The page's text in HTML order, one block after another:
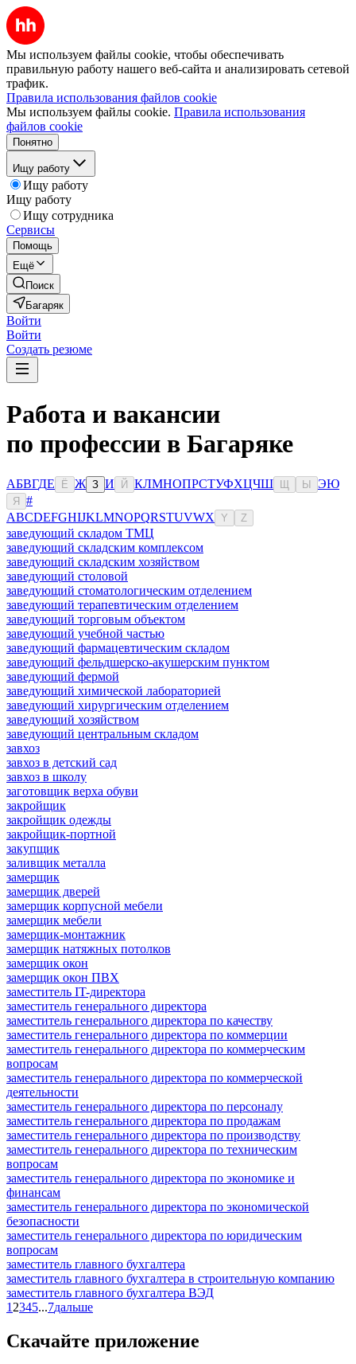
Мы используем файлы cookie, чтобы обеспечивать
правильную работу нашего веб-сайта и анализировать сетевой
трафик.
Правила использования файлов cookie
Мы используем файлы cookie. Правила использования
файлов cookie
Понятно
Ищу работу
Ищу работу
Ищу работу
Ищу сотрудника
Сервисы
Помощь
Ещё
Поиск
Багаряк
Войти
Войти
Создать резюме
Работа и вакансии
по профессии в Багаряке
АБВГДЕ Ё Ж З И Й КЛМНОПРСТУФХЦЧШ Ы ЭЮ
Я
#
ABCDEFGHIJKLMNOPQRSTUVWX Y Z
заведующий складом ТМЦ
заведующий складским комплексом
заведующий складским хозяйством
заведующий столовой
заведующий стоматологическим отделением
заведующий терапевтическим отделением
заведующий торговым объектом
заведующий учебной частью
заведующий фармацевтическим складом
заведующий фельдшерско-акушерским пунктом
заведующий фермой
заведующий химической лабораторией
заведующий хирургическим отделением
заведующий хозяйством
заведующий центральным складом
завхоз
завхоз в детский сад
завхоз в школу
заготовщик верха обуви
закройщик
закройщик одежды
закройщик-портной
закупщик
заливщик металла
замерщик
замерщик дверей
замерщик корпусной мебели
замерщик мебели
замерщик-монтажник
замерщик натяжных потолков
замерщик окон
замерщик окон ПВХ
заместитель IT-директора
заместитель генерального директора
заместитель генерального директора по качеству
заместитель генерального директора по коммерции
заместитель генерального директора по коммерческим
вопросам
заместитель генерального директора по коммерческой
деятельности
заместитель генерального директора по персоналу
заместитель генерального директора по продажам
заместитель генерального директора по производству
заместитель генерального директора по техническим
вопросам
заместитель генерального директора по экономике и
финансам
заместитель генерального директора по экономической
безопасности
заместитель генерального директора по юридическим
вопросам
заместитель главного бухгалтера
заместитель главного бухгалтера в строительную компанию
заместитель главного бухгалтера ВЭД
1 2345...7дальше
Скачайте приложение